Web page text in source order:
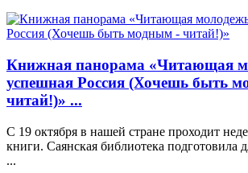
Книжная панорама «Читающая
успешная Россия (Хочешь быть
читай!)» ...
С 19 октября в нашей стране проходит
книги. Саянская библиотека подготовила
...